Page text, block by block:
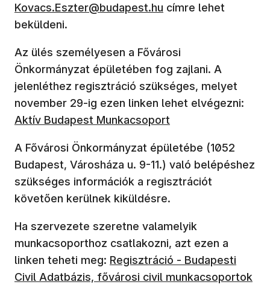
Kovacs.Eszter@budapest.hu címre lehet
beküldeni.
Az ülés személyesen a Fővárosi
Önkormányzat épületében fog zajlani. A
jelenléthez regisztráció szükséges, melyet
november 29-ig ezen linken lehet elvégezni:
Aktív Budapest Munkacsoport
A Fővárosi Önkormányzat épületébe (1052
Budapest, Városháza u. 9-11.) való belépéshez
szükséges információk a regisztrációt
követően kerülnek kiküldésre.
Ha szervezete szeretne valamelyik
munkacsoporthoz csatlakozni, azt ezen a
linken teheti meg: Regisztráció - Budapesti
Civil Adatbázis, fővárosi civil munkacsoportok